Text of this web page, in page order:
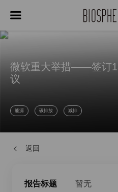
微软重大举措——签订
议
能源 碳排放 减排
返回
报告标题 暂无